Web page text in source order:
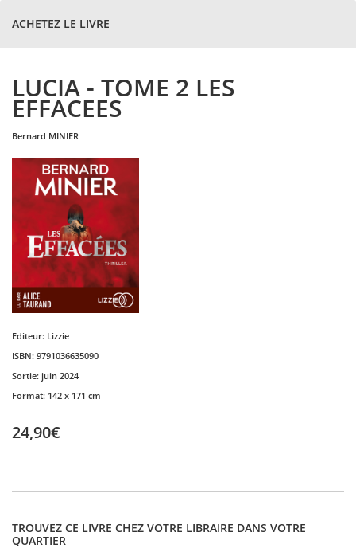
ACHETEZ LE LIVRE
LUCIA - TOME 2 LES
EFFACEES
bernard MINIER
Editeur: Lizzie
ISBN: 9791036635090
Sortie: juin 2024
Format: 142 x 171 cm
24,90€
TROUVEZ CE LIVRE CHEZ VOTRE LIBRAIRE DANS VOTRE
QUARTIER